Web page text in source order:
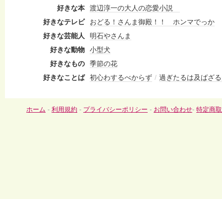
好きな本
渡辺淳一の大人の恋愛小説
好きなテレビ
おどる！さんま御殿！！ ホンマでっか
好きな芸能人
明石やさんま
好きな動物
小型犬
好きなもの
季節の花
好きなことば
初心わするべからず / 過ぎたるは及ばざ
ホーム - 利用規約 - プライバシーポリシー - お問い合わせ- 特定商